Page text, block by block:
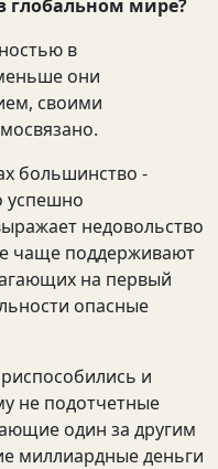
глобальном мире?
в
они
своими
большинство -
успешно
недовольство
чаще поддерживают
на первый
опасные
и
не подотчетные
один за другим
миллиардные деньги